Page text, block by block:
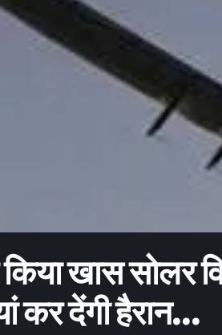
खास सोलर
कर देंगी हैरान…